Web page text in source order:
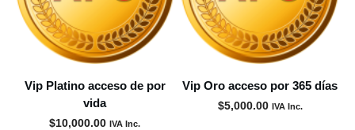
Vip Platino acceso de por
vida
$10,000.00 IVA Inc.
Vip Oro acceso por 365 días
$5,000.00 IVA Inc.